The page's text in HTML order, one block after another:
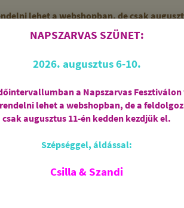
lehet a webshopban, de csak
Regisztráció
AJÁNDÉKCSOMAGOK
SPIRIT OF OM
NAPSZARVAS SZÜNET:
2026. augusztus 6-10.
a Napszarvas
lehet a webshopban, de a
csak augusztus 11-én kedden kezdjük el.
Szépséggel, áldással:
Csilla & Szandi